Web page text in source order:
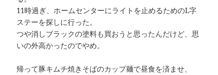
11時過ぎ、ホームセンターにライトを止めるためのL字
ステーを探しに行った。
つや消しブラックの塗料も買おうと思ったんだけど、思
いの外高かったのでやめ。
帰って豚キムチ焼きそばのカップ麺で昼食を済ませ、